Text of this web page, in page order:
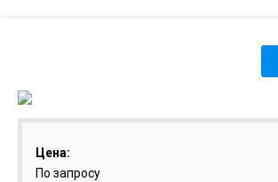
Цена:
По запросу